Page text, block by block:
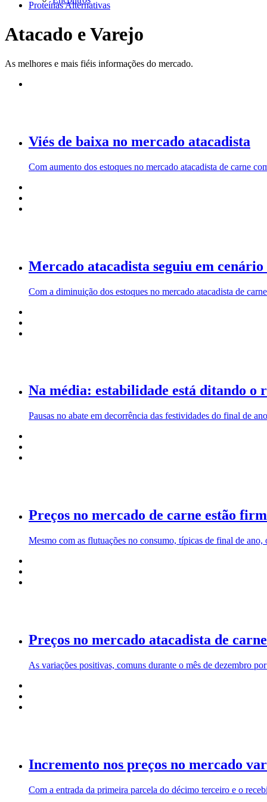
Proteínas Alternativas
Atacado e Varejo
As melhores e mais fiéis informações do mercado.
Viés de baixa no mercado atacadista
Com aumento dos estoques no mercado atacadista de carne
Mercado atacadista seguiu em
Com a diminuição dos estoques no mercado atacadista de
Na média: estabilidade está ditando o
Pausas no abate em decorrência das festividades do final de
Preços no mercado de carne estão
Mesmo com as flutuações no consumo, típicas de final de
Preços no mercado atacadista de
As variações positivas, comuns durante o mês de dezembro
Incremento nos preços no mercado
Com a entrada da primeira parcela do décimo terceiro e o